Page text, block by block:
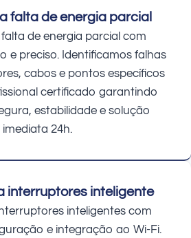
falta de energia parcial
de energia parcial com
e preciso. Identificamos falhas
cabos e pontos específicos
certificado garantindo
estabilidade e solução
imediata 24h.
interruptores inteligente
inteligentes com
e integração ao Wi-Fi.